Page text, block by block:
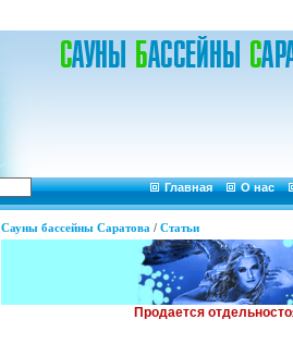
Главная О нас
Сауны бассейны Саратова / Статьи